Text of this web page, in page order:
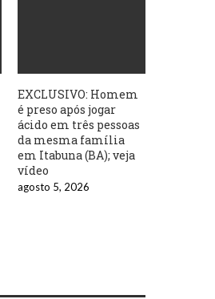
EXCLUSIVO: Homem
é preso após jogar
ácido em três pessoas
da mesma família
em Itabuna (BA); veja
vídeo
agosto 5, 2026